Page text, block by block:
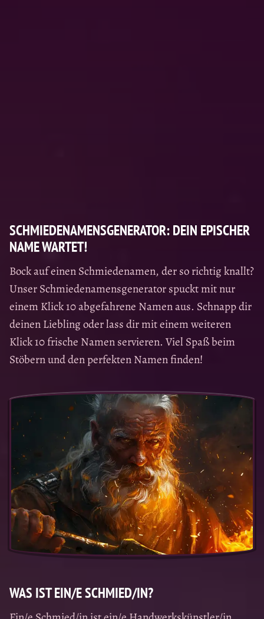
SCHMIEDENAMENSGENERATOR: DEIN EPISCHER
NAME WARTET!
Bock auf einen Schmiedenamen, der so richtig knallt?
Unser Schmiedenamensgenerator spuckt mit nur
einem Klick 10 abgefahrene Namen aus. Schnapp dir
deinen Liebling oder lass dir mit einem weiteren
Klick 10 frische Namen servieren. Viel Spaß beim
Stöbern und den perfekten Namen finden!
WAS IST EIN/E SCHMIED/IN?